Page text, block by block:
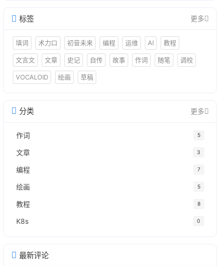
标签 更多
填词 术力口 初音未来 编程 运维 AI 教程
文言文 文章 史记 自传 故事 作词 随笔 调校
VOCALOID 绘画 草稿
分类 更多
作词 5
文章 3
编程 7
绘画 5
教程 8
K8s 0
最新评论